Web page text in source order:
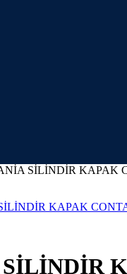
SİLİNDİR KAPAK
SİLİNDİR